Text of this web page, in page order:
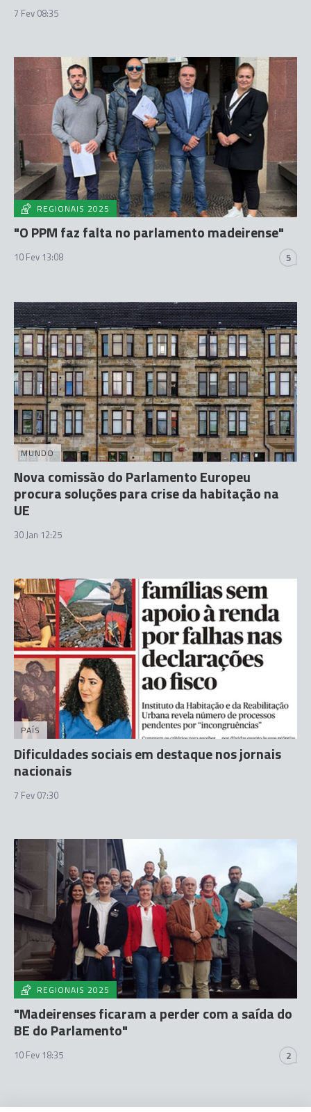
7 Fev 08:35
REGIONAIS 2025
"O PPM faz falta no parlamento madeirense"
10 Fev 13:08 5
MUNDO
Nova comissão do Parlamento Europeu
procura soluções para crise da habitação na
UE
30 Jan 12:25
PAÍS
Dificuldades sociais em destaque nos jornais
nacionais
7 Fev 07:30
REGIONAIS 2025
"Madeirenses ficaram a perder com a saída do
BE do Parlamento"
10 Fev 18:35 2